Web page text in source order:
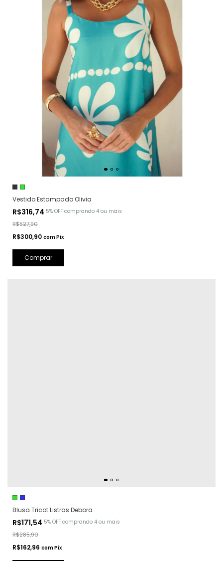
Vestido Estampado Olivia
R$316,74 5% OFF comprando 4 ou mais
R$527,90
R$300,90 comPix
Comprar
Blusa Tricot Listras Debora
R$171,54 5% OFF comprando 4 ou mais
R$285,90
R$162,96 comPix